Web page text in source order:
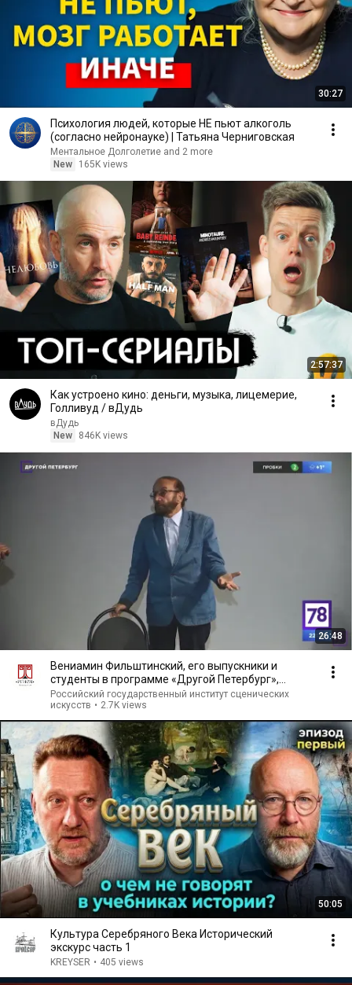
30:27
Психология людей, которые НЕ пьют алкоголь
(согласно нейронауке) | Татьяна Черниговская
Ментальное Долголетие and 2 more
New
165K views
2:57:37
Как устроено кино: деньги, музыка, лицемерие,
Голливуд / вДудь
вДудь
New
846K views
26:48
Вениамин Фильштинский, его выпускники и
студенты в программе «Другой Петербург»,
телеканал «78»
Российский государственный институт сценических
искусств • 2.7K views
50:05
Культура Серебряного Века Исторический
экскурс часть 1
KREYSER • 405 views